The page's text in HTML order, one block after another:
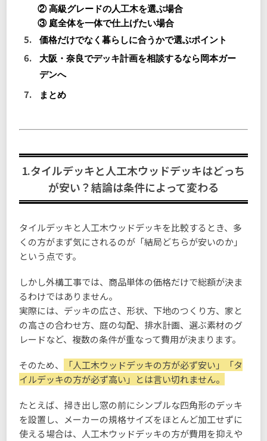
② 高級グレードの人工木を選ぶ場合
③ 庭全体を一体で仕上げたい場合
価格だけでなく暮らしに合うかで選ぶポイント
大阪・奈良でデッキ計画を相談するなら岡本ガー
デンへ
まとめ
1.タイルデッキと人工木ウッドデッキはどっち
が安い？結論は条件によって変わる
タイルデッキと人工木ウッドデッキを比較するとき、多
くの方がまず気にされるのが「結局どちらが安いのか」
という点です。
しかし外構工事では、商品単体の価格だけで総額が決ま
るわけではありません。
実際には、デッキの広さ、形状、下地のつくり方、家と
の高さの合わせ方、庭の勾配、排水計画、選ぶ素材のグ
レードなど、複数の条件が重なって費用が決まります。
そのため、
「人工木ウッドデッキの方が必ず安い」「タ
イルデッキの方が必ず高い」とは言い切れません。
たとえば、掃き出し窓の前にシンプルな四角形のデッキ
を設置し、メーカーの規格サイズをほとんど加工せずに
使える場合は、人工木ウッドデッキの方が費用を抑えや